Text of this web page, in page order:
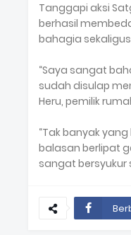
Tanggapi aksi
berhasil
bahagia
“Saya sangat
sudah disulap
Heru, pemilik
“Tak banyak
balasan berlipat
sangat bersyukur